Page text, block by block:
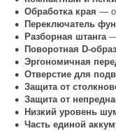
Обработка края —
Переключатель
Разборная штанга —
Поворотная D-
Эргономичная
Отверстие для
Защита от
Защита от
Низкий уровень
Часть единой